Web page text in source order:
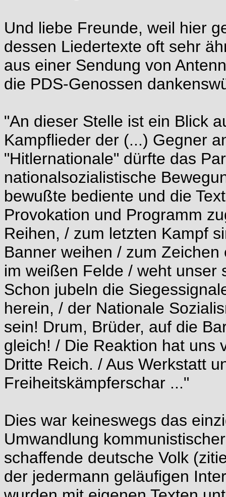
Und liebe Freunde, weil hier
dessen Liedertexte oft sehr
aus einer Sendung von
die PDS-Genossen
"An dieser Stelle ist ein Blick
Kampflieder der (...) Gegner
"Hitlernationale" dürfte das
nationalsozialistische
bewußte bediente und die
Provokation und Programm
Reihen, / zum letzten Kampf
Banner weihen / zum
im weißen Felde / weht unser
Schon jubeln die
herein, / der Nationale
sein! Drum, Brüder, auf die
gleich! / Die Reaktion hat uns
Dritte Reich. / Aus Werkstatt
Freiheitskämpferschar ..."
Dies war keineswegs das
Umwandlung
schaffende deutsche Volk
der jedermann geläufigen